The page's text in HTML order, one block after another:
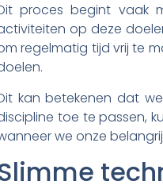
proces begint vaak
op deze
regelmatig tijd vrij te
kan betekenen dat
toe te passen,
we onze